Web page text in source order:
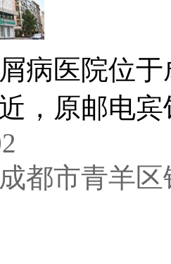
病医院位
近，原邮电
都市青羊